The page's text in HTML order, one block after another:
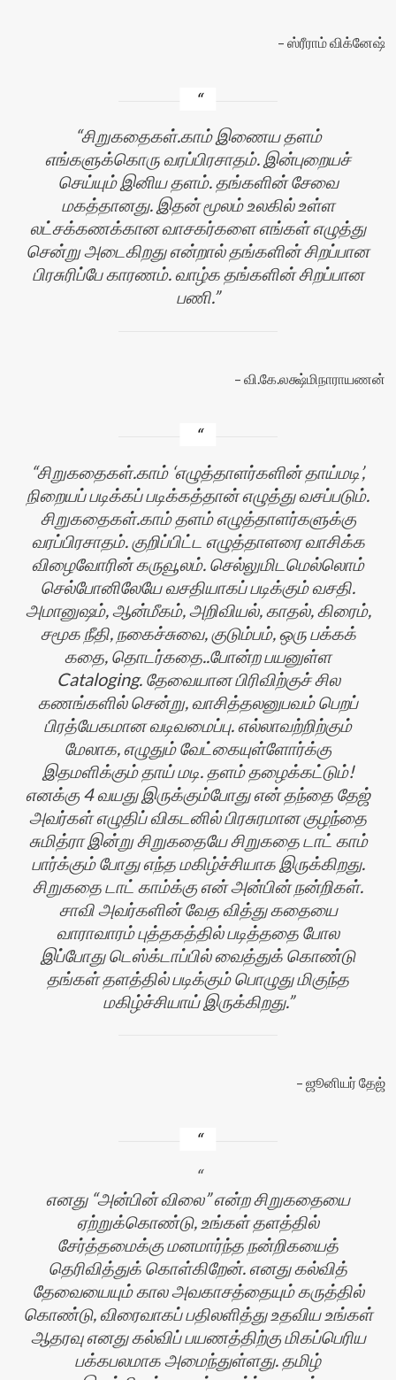
ஸ்ரீராம் விக்னேஷ்
சிறுகதைகள்.காம் இணைய தளம்
எங்களுக்கொரு வரப்பிரசாதம். இன்புறையச்
செய்யும் இனிய தளம். தங்களின் சேவை
மகத்தானது. இதன் மூலம் உலகில் உள்ள
லட்சக்கணக்கான வாசகர்களை எங்கள் எழுத்து
சென்று அடைகிறது என்றால் தங்களின் சிறப்பான
பிரசுரிப்பே காரணம். வாழ்க தங்களின் சிறப்பான
பணி.
வி.கே.லக்ஷ்மிநாராயணன்
சிறுகதைகள்.காம் ‘எழுத்தாளர்களின் தாய்மடி’,
நிறையப் படிக்கப் படிக்கத்தான் எழுத்து வசப்படும்.
சிறுகதைகள்.காம் தளம் எழுத்தாளர்களுக்கு
வரப்பிரசாதம். குறிப்பிட்ட எழுத்தாளரை வாசிக்க
விழைவோரின் கருவூலம். செல்லுமிடமெல்லொம்
செல்போனிலேயே வசதியாகப் படிக்கும் வசதி.
அமானுஷம், ஆன்மீகம், அறிவியல், காதல், கிரைம்,
சமூக நீதி, நகைச்சுவை, குடும்பம், ஒரு பக்கக்
கதை, தொடர்கதை..போன்ற பயனுள்ள
Cataloging. தேவையான பிரிவிற்குச் சில
கணங்களில் சென்று, வாசித்தலனுபவம் பெறப்
பிரத்யேகமான வடிவமைப்பு. எல்லாவற்றிற்கும்
மேலாக, எழுதும் வேட்கையுள்ளோர்க்கு
இதமளிக்கும் தாய் மடி. தளம் தழைக்கட்டும்!
எனக்கு 4 வயது இருக்கும்போது என் தந்தை தேஜ்
அவர்கள் எழுதிப் விகடனில் பிரசுரமான குழந்தை
சுமித்ரா இன்று சிறுகதையே சிறுகதை டாட் காம்
பார்க்கும் போது எந்த மகிழ்ச்சியாக இருக்கிறது.
சிறுகதை டாட் காம்க்கு என் அன்பின் நன்றிகள்.
சாவி அவர்களின் வேத வித்து கதையை
வாராவாரம் புத்தகத்தில் படித்ததை போல
இப்போது டெஸ்க்டாப்பில் வைத்துக் கொண்டு
தங்கள் தளத்தில் படிக்கும் பொழுது மிகுந்த
மகிழ்ச்சியாய் இருக்கிறது.
ஜூனியர் தேஜ்
எனது “அன்பின் விலை” என்ற சிறுகதையை
ஏற்றுக்கொண்டு, உங்கள் தளத்தில்
சேர்த்தமைக்கு மனமார்ந்த நன்றிகயைத்
தெரிவித்துக் கொள்கிறேன். எனது கல்வித்
தேவையையும் கால அவகாசத்தையும் கருத்தில்
கொண்டு, விரைவாகப் பதிலளித்து உதவிய உங்கள்
ஆதரவு எனது கல்விப் பயணத்திற்கு மிகப்பெரிய
பக்கபலமாக அமைந்துள்ளது. தமிழ்